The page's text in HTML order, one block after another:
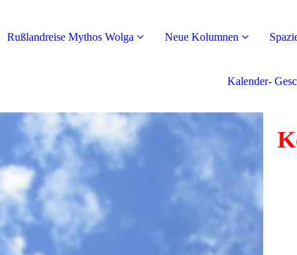
Rußlandreise Mythos Wolga Neue Kolumnen
Kalender-